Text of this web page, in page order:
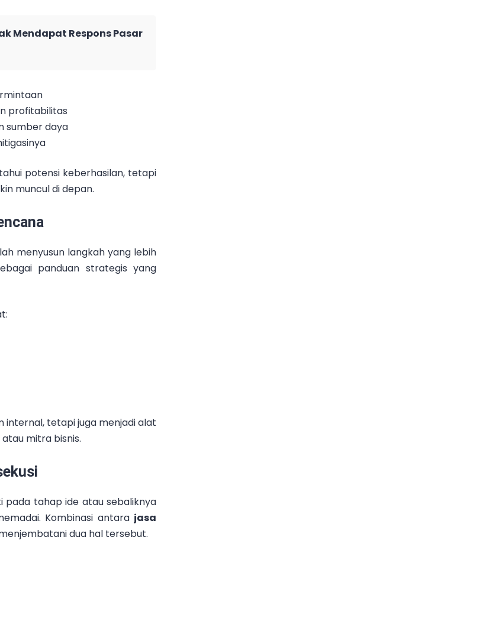
Mendapat Respons Pasar
profitabilitas
sumber daya
potensi keberhasilan, tetapi
muncul di depan.
menyusun langkah yang lebih
panduan strategis yang
internal, tetapi juga menjadi alat
mitra bisnis.
pada tahap ide atau sebaliknya
Kombinasi antara jasa
dua hal tersebut.